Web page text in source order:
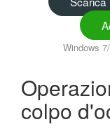
Windows
colpo